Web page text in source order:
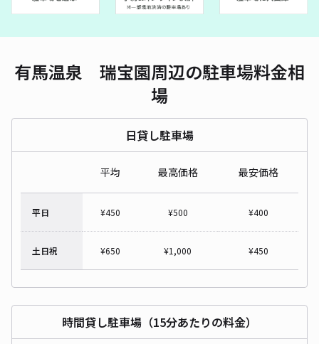
有馬温泉 瑞宝園周辺の駐車場料金相
場
日貸し駐車場
平均 最高価格 最安価格
平日 ¥450 ¥500 ¥400
土日祝 ¥650 ¥1,000 ¥450
時間貸し駐車場（15分あたりの料金）